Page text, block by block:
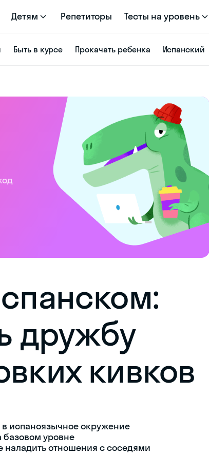
Детям Репетиторы Тесты на уровень
Быть в курсе Прокачать ребенка Испанский
дружбу
кивков
в испаноязычное окружение
уровне
отношения с соседями